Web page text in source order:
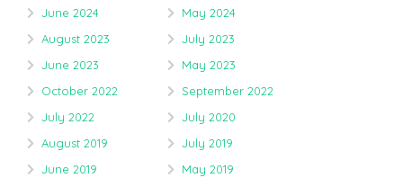
June 2024
May 2024
August 2023
July 2023
June 2023
May 2023
October 2022
September 2022
July 2022
July 2020
August 2019
July 2019
June 2019
May 2019